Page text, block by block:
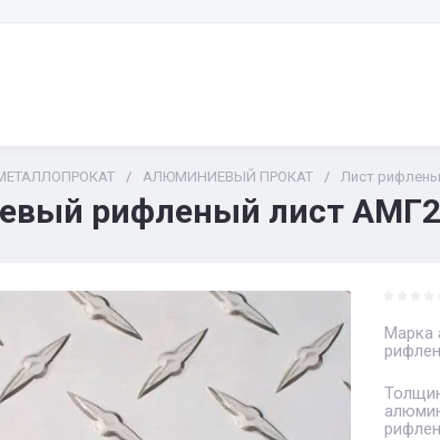
/ АЛЮМИНИЕВЫЙ ПРОКАТ / Лист
рифленый лист
Марка